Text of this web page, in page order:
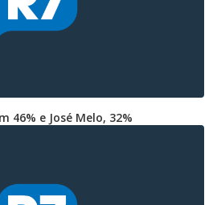
46% e José Melo, 32%